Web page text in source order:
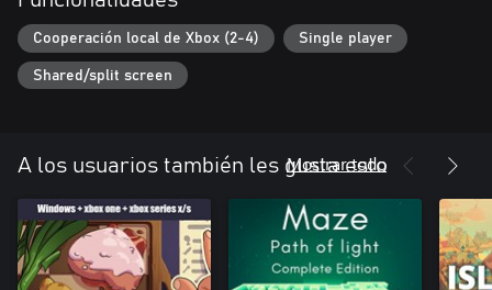
Cooperación local de Xbox (2-4) Single player
Shared/split screen
A los usuarios también les gusta esto
Mostrar todo